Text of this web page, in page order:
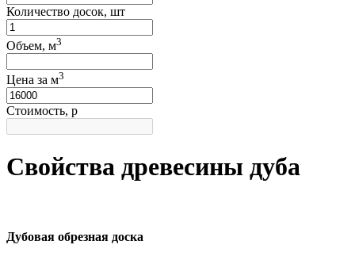
Количество досок, шт
Объем, м3
Цена за м3
Стоимость, р
Свойства древесины дуба
Дубовая обрезная доска